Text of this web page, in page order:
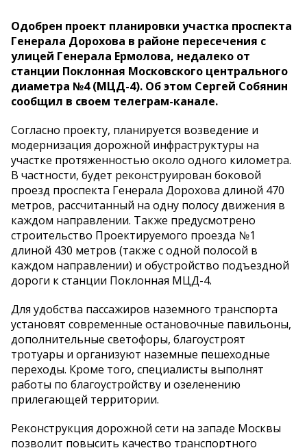
Одобрен проект планировки участка проспекта
Генерала Дорохова в районе пересечения с
улицей Генерала Ермолова, недалеко от
станции Поклонная Московского центрального
диаметра №4 (МЦД-4). Об этом Сергей Собянин
сообщил в своем телеграм-канале.
Согласно проекту, планируется возведение и
модернизация дорожной инфраструктуры на
участке протяженностью около одного километра.
В частности, будет реконструирован боковой
проезд проспекта Генерала Дорохова длиной 470
метров, рассчитанный на одну полосу движения в
каждом направлении. Также предусмотрено
строительство Проектируемого проезда №1
длиной 430 метров (также с одной полосой в
каждом направлении) и обустройство подъездной
дороги к станции Поклонная МЦД-4.
Для удобства пассажиров наземного транспорта
установят современные остановочные павильоны,
дополнительные светофоры, благоустроят
тротуары и организуют наземные пешеходные
переходы. Кроме того, специалисты выполнят
работы по благоустройству и озеленению
прилегающей территории.
Реконструкция дорожной сети на западе Москвы
позволит повысить качество транспортного